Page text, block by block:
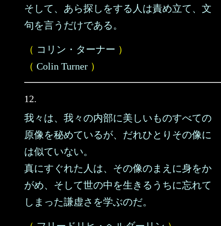
そして、あら探しをする人は責め立て、文
句を言うだけである。
（ コリン・ターナー ）
（ Colin Turner ）
12.
我々は、我々の内部に美しいものすべての
原像を秘めているが、だれひとりその像に
は似ていない。
真にすぐれた人は、その像のまえに身をか
がめ、そして世の中を生きるうちに忘れて
しまった謙虚さを学ぶのだ。